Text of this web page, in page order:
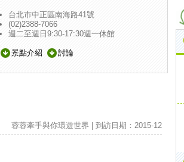
台北市中正區南海路41號
(02)2388-7066
週二至週日9:30-17:30週一休館
景點介紹 討論
蓉蓉牽手與你環遊世界 | 到訪日期：2015-12